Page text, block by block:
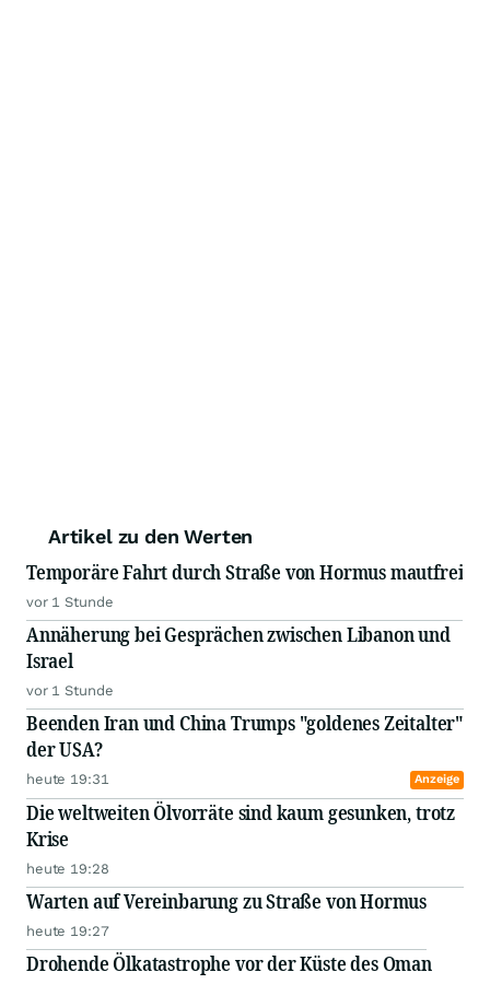
Artikel zu den Werten
Temporäre Fahrt durch Straße von Hormus mautfrei
vor 1 Stunde
Annäherung bei Gesprächen zwischen Libanon und
Israel
vor 1 Stunde
Beenden Iran und China Trumps "goldenes Zeitalter"
der USA?
heute 19:31 Anzeige
Die weltweiten Ölvorräte sind kaum gesunken, trotz
Krise
heute 19:28
Warten auf Vereinbarung zu Straße von Hormus
heute 19:27
Drohende Ölkatastrophe vor der Küste des Oman